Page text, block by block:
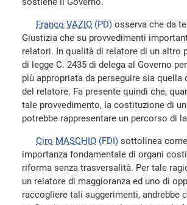
Franco VAZIO (PD) osserva che da
Giustizia che su provvedimenti
relatori. In qualità di relatore di un altro
di legge C. 2435 di delega al Governo
più appropriata da perseguire sia
del relatore. Fa presente quindi che,
tale provvedimento, la costituzione di
potrebbe rappresentare un percorso di
Ciro MASCHIO (FDI) sottolinea
importanza fondamentale di organi
riforma senza trasversalità. Per tale
un relatore di maggioranza ed uno di
raccogliere tali suggerimenti, andrebbe